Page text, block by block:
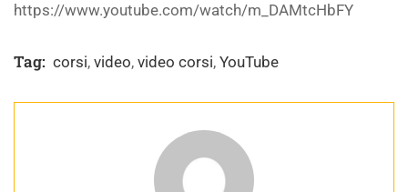
https://www.youtube.com/watch/m_DAMtcHbFY
Tag: corsi, video, video corsi, YouTube